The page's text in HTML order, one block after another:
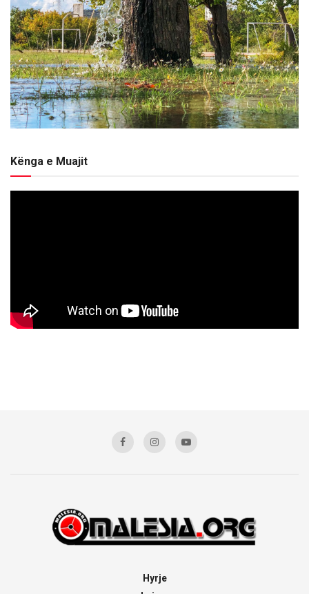
Kënga e Muajit
Hyrje